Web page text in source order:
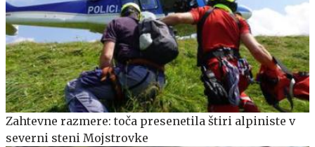
Zahtevne razmere: toča presenetila štiri alpiniste v
severni steni Mojstrovke